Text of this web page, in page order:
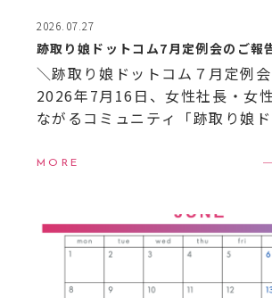
2026.07.27
跡取り娘ドットコム7月定例会のご報
＼跡取り娘ドットコム７月定例
2026年7月16日、女性社長・女
ながるコミュニティ「跡取り娘
ら次世代を担う女性経営者＝“跡
MORE